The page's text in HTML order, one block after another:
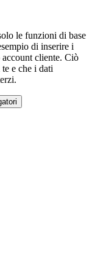
le funzioni di base
di inserire i
cliente. Ciò
e che i dati